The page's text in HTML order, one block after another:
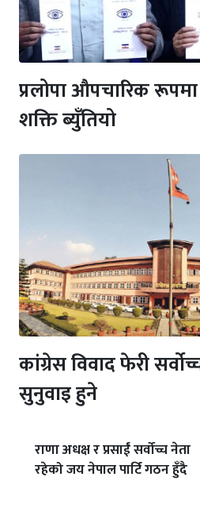
प्रलोपा औपचारिक
शक्ति ब्युँतियो
कांग्रेस विवाद फेरी
सुनुवाइ हुने
राणा अधक्ष र प्रसाईं सर्वोच्च नेता
रहेको जय नेपाल पार्टि गठन हुँदै